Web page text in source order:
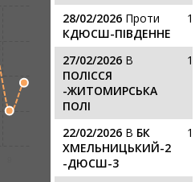
28/02/2026 Проти
КДЮСШ-ПІВДЕННЕ
27/02/2026 В
ПОЛІССЯ
-ЖИТОМИРСЬКА
ПОЛІ
22/02/2026 В БК
ХМЕЛЬНИЦЬКИЙ-2
-ДЮСШ-3